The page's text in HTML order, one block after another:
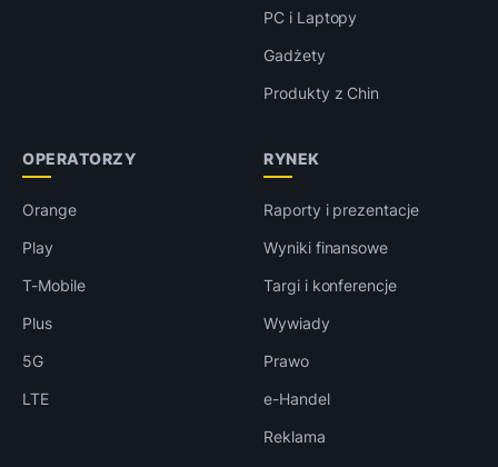
PC i Laptopy
Gadżety
Produkty z Chin
OPERATORZY
Orange
Play
T-Mobile
Plus
5G
LTE
RYNEK
Raporty i prezentacje
Wyniki finansowe
Targi i konferencje
Wywiady
Prawo
e-Handel
Reklama